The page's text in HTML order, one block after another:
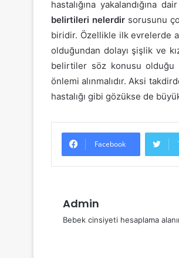
hastalığına yakalandığına
belirtileri nelerdir sorusunu
biridir. Özellikle ilk evrelerde
olduğundan dolayı şişlik ve
belirtiler söz konusu olduğu
önlemi alınmalıdır. Aksi
hastalığı gibi gözükse de
Facebook
Admin
Bebek cinsiyeti hesaplama